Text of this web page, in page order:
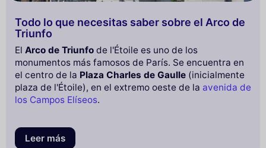
Todo lo que necesitas saber sobre el Arco de
Triunfo
El Arco de Triunfo de l'Étoile es uno de los
monumentos más famosos de París. Se encuentra en
el centro de la Plaza Charles de Gaulle (inicialmente
plaza de l'Étoile), en el extremo oeste de la avenida de
los Campos Elíseos.
Leer más